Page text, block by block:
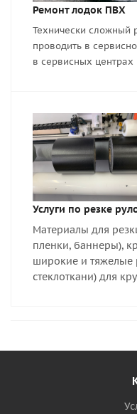
Ремонт лодок ПВХ
Технически сложный
проводить в
в сервисных
Услуги по резке
Материалы для
пленки, баннеры),
широкие и тяжелые
стеклоткани) для